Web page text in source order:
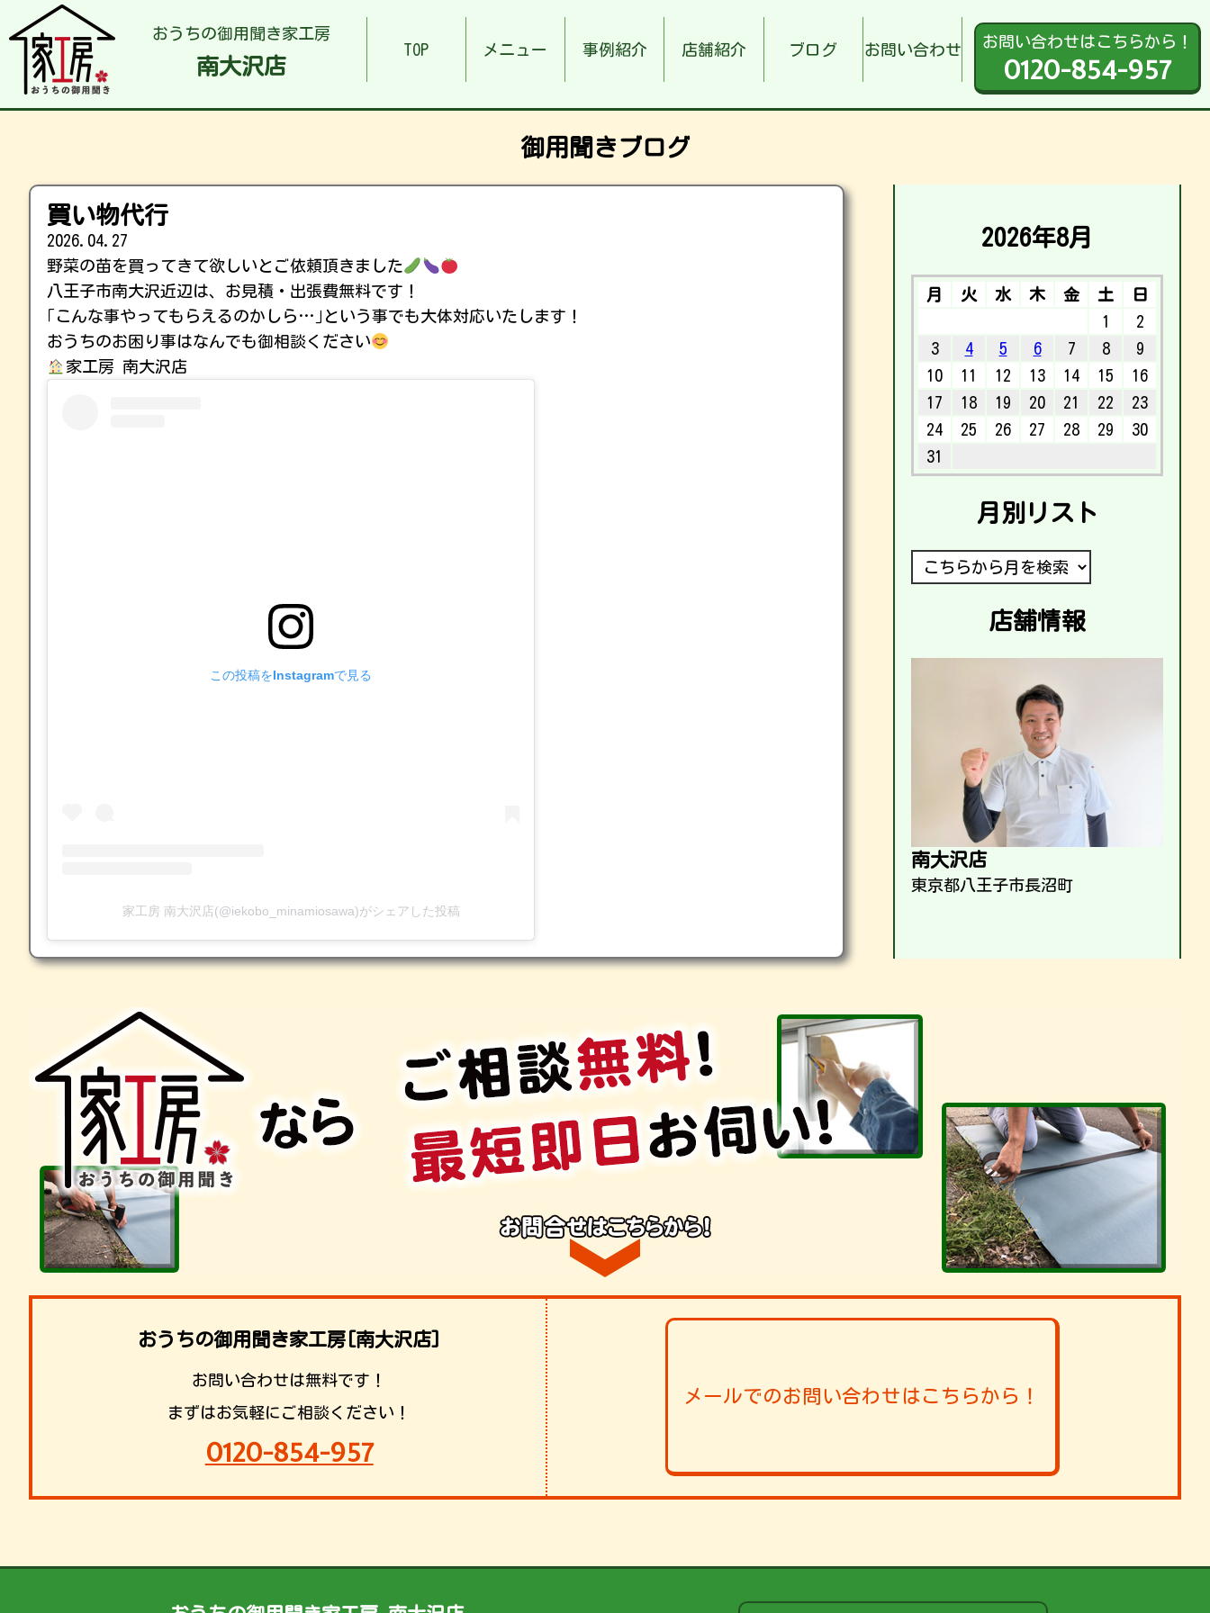
おうちの御用聞き家工房
南大沢店
TOP メニュー 事例紹介 店舗紹介 ブログ お問い合わせ お問い合わせはこちらから！
0120-854-957
御用聞きブログ
買い物代行
2026.04.27
野菜の苗を買ってきて欲しいとご依頼頂きました
八王子市南大沢近辺は、お見積・出張費無料です！
｢こんな事やってもらえるのかしら…｣という事でも大体対応いたします！
おうちのお困り事はなんでも御相談ください
家工房 南大沢店
この投稿をInstagramで見る
家工房 南大沢店(@iekobo_minamiosawa)がシェアした投稿
2026年8月
月 火 水 木 金 土
日
1
2
3
4 5 6 7 8
9
10
11 12 13 14 15
16
17
18 19 20 21 22
23
24
25 26 27 28 29
30
31
月別リスト
店舗情報
南大沢店
東京都八王子市長沼町
おうちの御用聞き家工房[南大沢店]
お問い合わせは無料です！
まずはお気軽にご相談ください！
0120-854-957
メールでのお問い合わせはこちらから！